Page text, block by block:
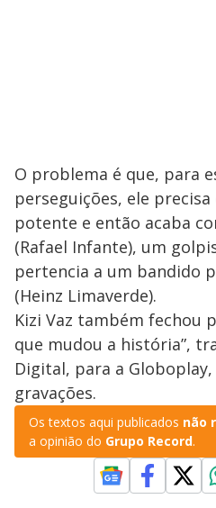
O problema é que, para
perseguições, ele
potente e então acaba
(Rafael Infante), um
pertencia a um bandido
(Heinz Limaverde).
Kizi Vaz também fechou
que mudou a história”,
Digital, para a
gravações.
Os textos aqui publicados não
a opinião do Grupo Record.